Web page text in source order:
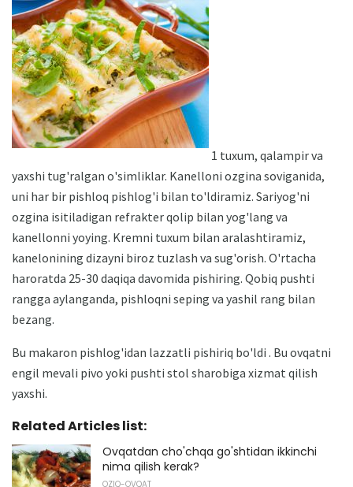
1 tuxum, qalampir va
yaxshi tug'ralgan o'simliklar. Kanelloni ozgina soviganida,
uni har bir pishloq pishlog'i bilan to'ldiramiz. Sariyog'ni
ozgina isitiladigan refrakter qolip bilan yog'lang va
kanellonni yoying. Kremni tuxum bilan aralashtiramiz,
kanelonining dizayni biroz tuzlash va sug'orish. O'rtacha
haroratda 25-30 daqiqa davomida pishiring. Qobiq pushti
rangga aylanganda, pishloqni seping va yashil rang bilan
bezang.
Bu makaron pishlog'idan lazzatli pishiriq bo'ldi . Bu ovqatni
engil mevali pivo yoki pushti stol sharobiga xizmat qilish
yaxshi.
Related Articles list:
Ovqatdan cho'chqa go'shtidan ikkinchi
nima qilish kerak?
OZIQ-OVQAT